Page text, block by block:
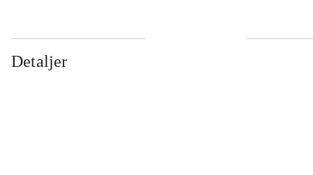
Detaljer